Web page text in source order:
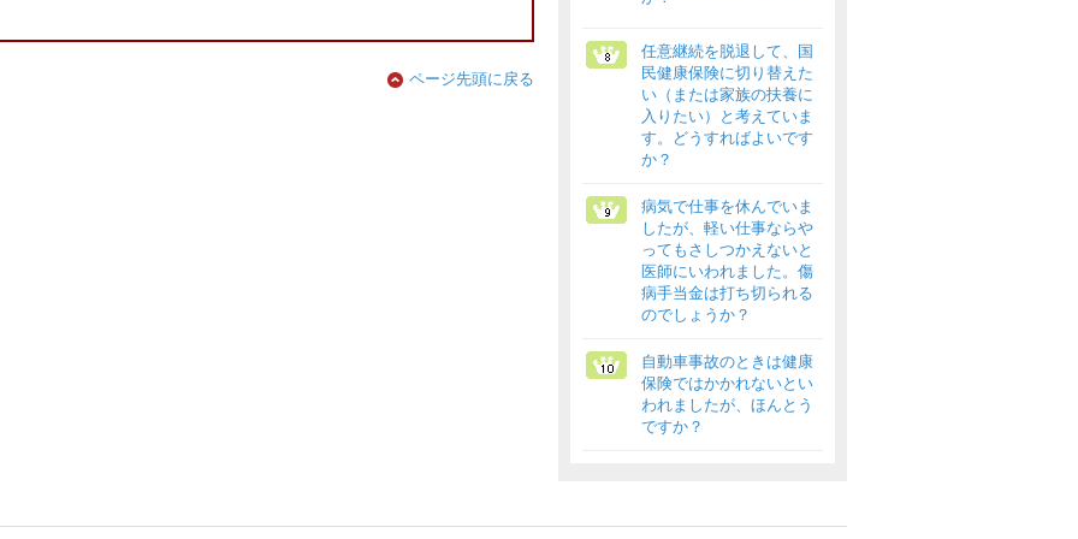
ページ先頭に戻る
任意継続を脱退して、国
民健康保険に切り替えた
い（または家族の扶養に
入りたい）と考えていま
す。どうすればよいです
か？
病気で仕事を休んでいま
したが、軽い仕事ならや
ってもさしつかえないと
医師にいわれました。傷
病手当金は打ち切られる
のでしょうか？
自動車事故のときは健康
保険ではかかれないとい
われましたが、ほんとう
ですか？